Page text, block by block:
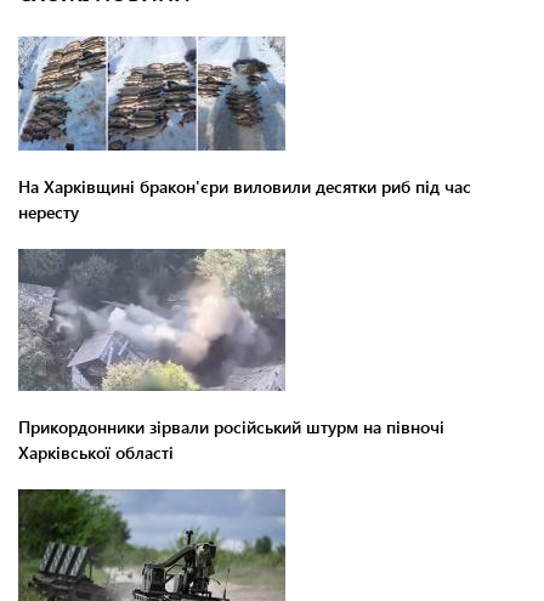
На Харківщині бракон'єри виловили десятки риб під час
нересту
Прикордонники зірвали російський штурм на півночі
Харківської області